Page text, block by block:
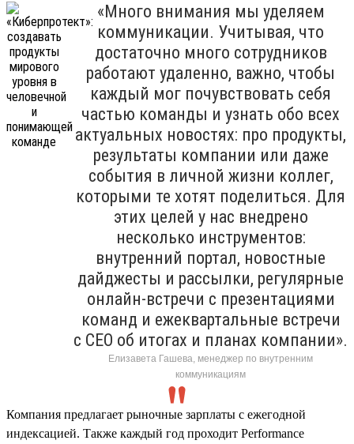
«Много внимания мы уделяем
коммуникации. Учитывая, что
достаточно много сотрудников
работают удаленно, важно, чтобы
каждый мог почувствовать себя
частью команды и узнать обо всех
актуальных новостях: про продукты,
результаты компании или даже
события в личной жизни коллег,
которыми те хотят поделиться. Для
этих целей у нас внедрено
несколько инструментов:
внутренний портал, новостные
дайджесты и рассылки, регулярные
онлайн-встречи с презентациями
команд и ежеквартальные встречи
с CEO об итогах и планах компании».
Елизавета Гашева, менеджер по внутренним
коммуникациям
Компания предлагает рыночные зарплаты с ежегодной
индексацией. Также каждый год проходит Performance